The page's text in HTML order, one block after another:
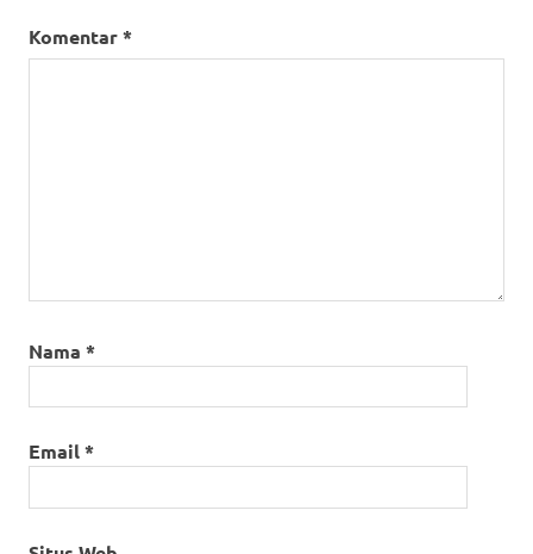
Komentar*
Nama *
Email*